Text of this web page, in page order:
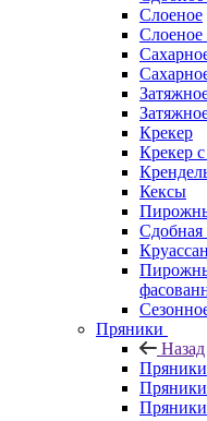
Слоеное
Слоеное
Крекер
Крекер
Кексы
Сдобная
Пряники
Назад
Пряники
Пряники
Пряники